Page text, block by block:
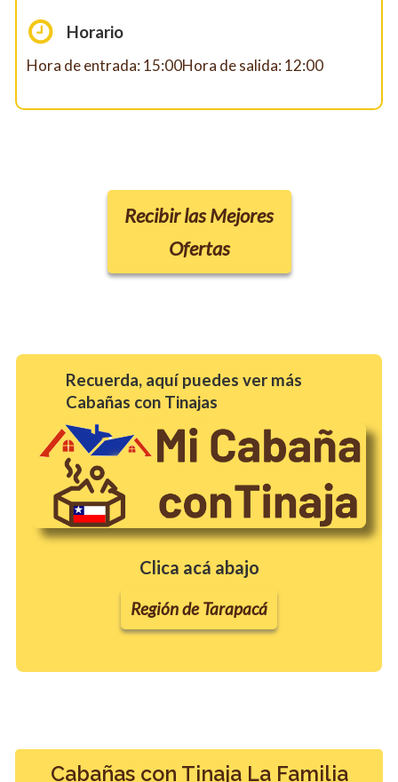
Horario
Hora de entrada: 15:00Hora de salida: 12:00
Recibir las Mejores
Ofertas
Recuerda, aquí puedes ver más
Cabañas con Tinajas
Clica acá abajo
Región de Tarapacá
Cabañas con Tinaja La Familia